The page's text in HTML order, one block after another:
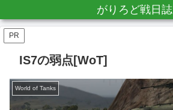
がりろど戦日誌
PR
IS7の弱点[WoT]
World of Tanks